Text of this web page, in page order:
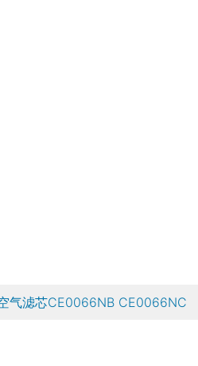
气滤芯CE0066NB CE0066NC